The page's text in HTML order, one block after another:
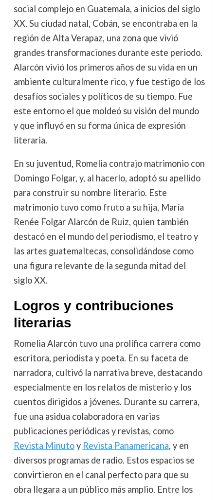
social complejo en Guatemala, a inicios del siglo
XX. Su ciudad natal, Cobán, se encontraba en la
región de Alta Verapaz, una zona que vivió
grandes transformaciones durante este periodo.
Alarcón vivió los primeros años de su vida en un
ambiente culturalmente rico, y fue testigo de los
desafíos sociales y políticos de su tiempo. Fue
este entorno el que moldeó su visión del mundo
y que influyó en su forma única de expresión
literaria.
En su juventud, Romelia contrajo matrimonio con
Domingo Folgar, y, al hacerlo, adoptó su apellido
para construir su nombre literario. Este
matrimonio tuvo como fruto a su hija, María
Renée Folgar Alarcón de Ruiz, quien también
destacó en el mundo del periodismo, el teatro y
las artes guatemaltecas, consolidándose como
una figura relevante de la segunda mitad del
siglo XX.
Logros y contribuciones
literarias
Romelia Alarcón tuvo una prolífica carrera como
escritora, periodista y poeta. En su faceta de
narradora, cultivó la narrativa breve, destacando
especialmente en los relatos de misterio y los
cuentos dirigidos a jóvenes. Durante su carrera,
fue una asidua colaboradora en varias
publicaciones periódicas y revistas, como
Revista Minutoy Revista Panamericana, y en
diversos programas de radio. Estos espacios se
convirtieron en el canal perfecto para que su
obra llegara a un público más amplio. Entre los